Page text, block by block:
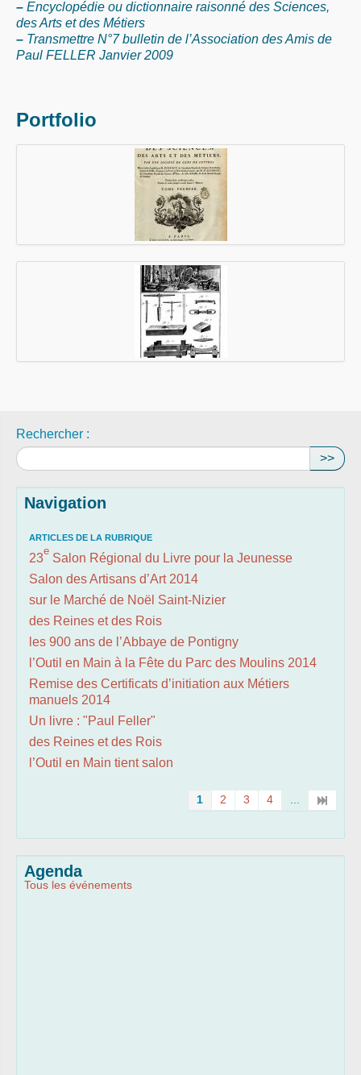
– Encyclopédie ou dictionnaire raisonné des Sciences,
des Arts et des Métiers
– Transmettre N°7 bulletin de l’Association des Amis de
Paul FELLER Janvier 2009
Portfolio
Rechercher :
>>
Navigation
ARTICLES DE LA RUBRIQUE
23
e
Salon Régional du Livre pour la Jeunesse
Salon des Artisans d’Art 2014
sur le Marché de Noël Saint-Nizier
des Reines et des Rois
les 900 ans de l’Abbaye de Pontigny
l’Outil en Main à la Fête du Parc des Moulins 2014
Remise des Certificats d’initiation aux Métiers
manuels 2014
Un livre : "Paul Feller"
des Reines et des Rois
l’Outil en Main tient salon
1 2 3 4
Agenda
Tous les événements